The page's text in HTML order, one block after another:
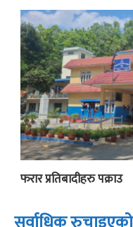
फरार प्रतिबादीहरु पक्राउ